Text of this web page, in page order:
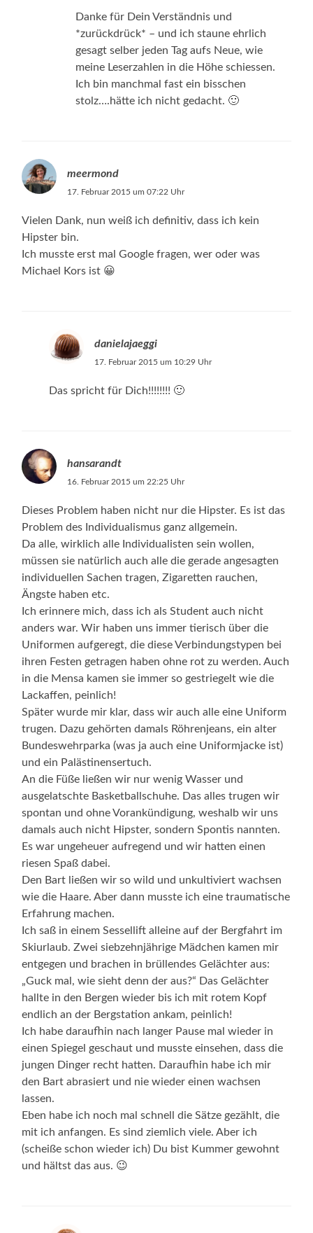
Danke für Dein Verständnis und
*zurückdrück* – und ich staune ehrlich
gesagt selber jeden Tag aufs Neue, wie
meine Leserzahlen in die Höhe schiessen.
Ich bin manchmal fast ein bisschen
stolz….hätte ich nicht gedacht. 🙂
meermond
17. Februar 2015 um 07:22 Uhr
Vielen Dank, nun weiß ich definitiv, dass ich kein
Hipster bin.
Ich musste erst mal Google fragen, wer oder was
Michael Kors ist 😀
danielajaeggi
17. Februar 2015 um 10:29 Uhr
Das spricht für Dich!!!!!!!! 🙂
hansarandt
16. Februar 2015 um 22:25 Uhr
Dieses Problem haben nicht nur die Hipster. Es ist das
Problem des Individualismus ganz allgemein.
Da alle, wirklich alle Individualisten sein wollen,
müssen sie natürlich auch alle die gerade angesagten
individuellen Sachen tragen, Zigaretten rauchen,
Ängste haben etc.
Ich erinnere mich, dass ich als Student auch nicht
anders war. Wir haben uns immer tierisch über die
Uniformen aufgeregt, die diese Verbindungstypen bei
ihren Festen getragen haben ohne rot zu werden. Auch
in die Mensa kamen sie immer so gestriegelt wie die
Lackaffen, peinlich!
Später wurde mir klar, dass wir auch alle eine Uniform
trugen. Dazu gehörten damals Röhrenjeans, ein alter
Bundeswehrparka (was ja auch eine Uniformjacke ist)
und ein Palästinensertuch.
An die Füße ließen wir nur wenig Wasser und
ausgelatschte Basketballschuhe. Das alles trugen wir
spontan und ohne Vorankündigung, weshalb wir uns
damals auch nicht Hipster, sondern Spontis nannten.
Es war ungeheuer aufregend und wir hatten einen
riesen Spaß dabei.
Den Bart ließen wir so wild und unkultiviert wachsen
wie die Haare. Aber dann musste ich eine traumatische
Erfahrung machen.
Ich saß in einem Sessellift alleine auf der Bergfahrt im
Skiurlaub. Zwei siebzehnjährige Mädchen kamen mir
entgegen und brachen in brüllendes Gelächter aus:
„Guck mal, wie sieht denn der aus?“ Das Gelächter
hallte in den Bergen wieder bis ich mit rotem Kopf
endlich an der Bergstation ankam, peinlich!
Ich habe daraufhin nach langer Pause mal wieder in
einen Spiegel geschaut und musste einsehen, dass die
jungen Dinger recht hatten. Daraufhin habe ich mir
den Bart abrasiert und nie wieder einen wachsen
lassen.
Eben habe ich noch mal schnell die Sätze gezählt, die
mit ich anfangen. Es sind ziemlich viele. Aber ich
(scheiße schon wieder ich) Du bist Kummer gewohnt
und hältst das aus. 😉